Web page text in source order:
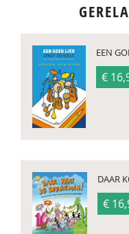
EEN
€
DAAR
€